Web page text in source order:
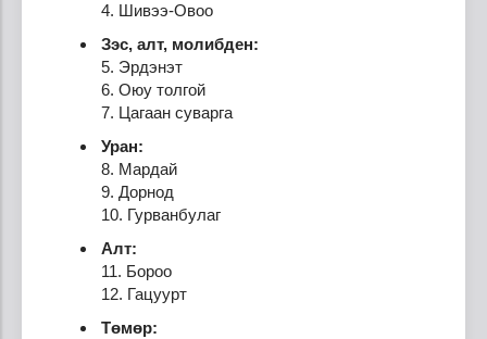
4. Шивээ-Овоо
Зэс, алт, молибден:
5. Эрдэнэт
6. Оюу толгой
7. Цагаан суварга
Уран:
8. Мардай
9. Дорнод
10. Гурванбулаг
Алт:
11. Бороо
12. Гацуурт
Төмөр: